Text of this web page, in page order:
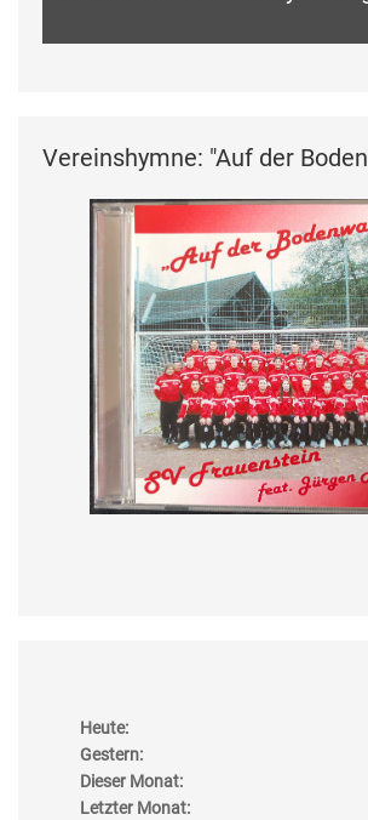
Vereinshymne: "Auf der
Heute:
Gestern:
Dieser Monat:
Letzter Monat: